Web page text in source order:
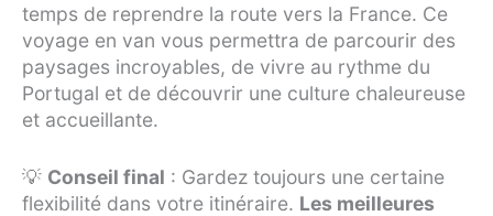
temps de reprendre la route vers la France. Ce
voyage en van vous permettra de parcourir des
paysages incroyables, de vivre au rythme du
Portugal et de découvrir une culture chaleureuse
et accueillante.
💡 Conseil final : Gardez toujours une certaine
flexibilité dans votre itinéraire. Les meilleures